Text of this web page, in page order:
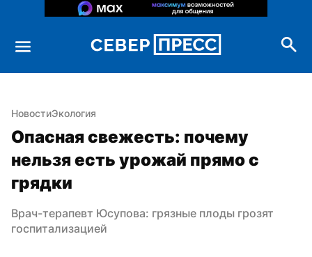
НовостиЭкология
Опасная свежесть: почему
нельзя есть урожай прямо с
грядки
Врач-терапевт Юсупова: грязные плоды грозят
госпитализацией